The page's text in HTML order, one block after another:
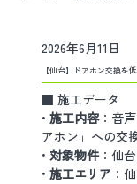
2026年6月11日
【仙台】ドアホン交換を
■ 施工データ
• 施工内容：音
アホン」への交
• 対象物件：仙
• 施工エリア ：